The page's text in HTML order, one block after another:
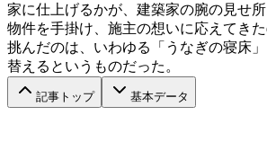
家に仕上げるかが、建築家の腕の見せ
物件を手掛け、施主の想いに応えてき
挑んだのは、いわゆる「うなぎの寝床
替えるというものだった。
記事トップ 基本データ